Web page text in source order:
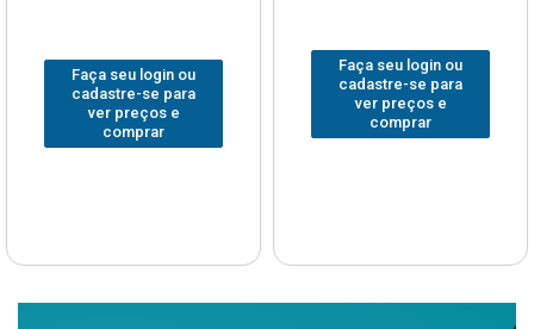
Faça seu login ou
cadastre-se para
ver preços e
comprar
Faça seu login ou
cadastre-se para
ver preços e
comprar